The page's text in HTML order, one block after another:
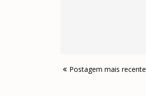
Postagem mais recente